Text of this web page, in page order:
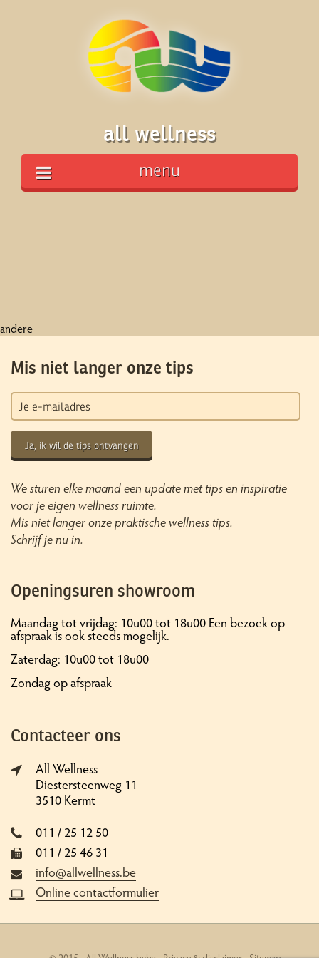
all wellness
menu
andere
Mis niet langer onze tips
Ja, ik wil de tips ontvangen
We sturen elke maand een update met tips en inspiratie
voor je eigen wellness ruimte.
Mis niet langer onze praktische wellness tips.
Schrijf je nu in.
Openingsuren showroom
Maandag tot vrijdag: 10u00 tot 18u00 Een bezoek op
afspraak is ook steeds mogelijk.
Zaterdag: 10u00 tot 18u00
Zondag op afspraak
Contacteer ons
All Wellness
Diestersteenweg 11
3510 Kermt
011 / 25 12 50
011 / 25 46 31
info@allwellness.be
Online contactformulier